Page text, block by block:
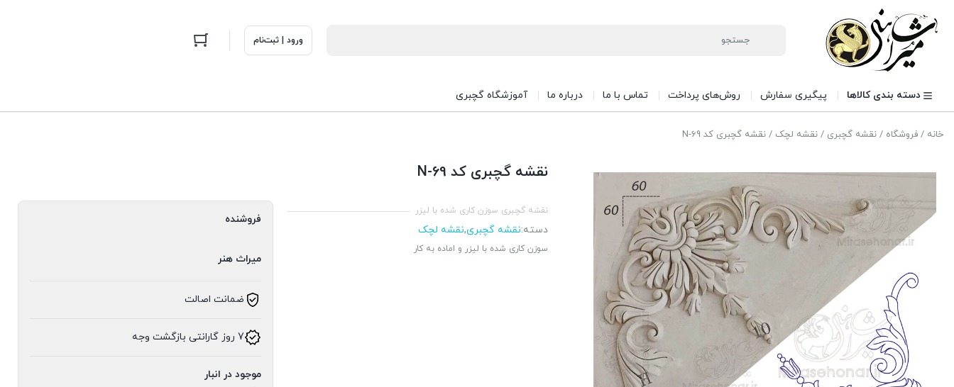
ورود | ثبت‌نام
دسته بندی کالاها پیگیری سفارش روش‌های پرداخت تماس با ما درباره ما آموزشگاه گچبری
خانه / فروشگاه / نقشه گچبری / نقشه لچک / نقشه گچبری کد N-69
نقشه گچبری کد N-69
نقشه گچبری سوزن کاری شده با لیزر
دسته:نقشه گچبری,نقشه لچک
سوزن کاری شده با لیزر و اماده به کار
فروشنده
میراث هنر
ضمانت اصالت
7 روز گارانتی بازگشت وجه
موجود در انبار